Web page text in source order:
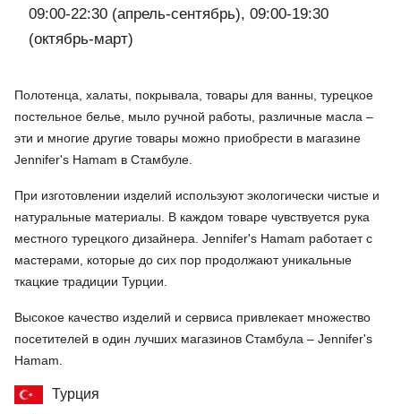
09:00-22:30 (апрель-сентябрь), 09:00-19:30
(октябрь-март)
Полотенца, халаты, покрывала, товары для ванны, турецкое
постельное белье, мыло ручной работы, различные масла –
эти и многие другие товары можно приобрести в магазине
Jennifer's Hamam в Стамбуле.
При изготовлении изделий используют экологически чистые и
натуральные материалы. В каждом товаре чувствуется рука
местного турецкого дизайнера. Jennifer's Hamam работает с
мастерами, которые до сих пор продолжают уникальные
ткацкие традиции Турции.
Высокое качество изделий и сервиса привлекает множество
посетителей в один лучших магазинов Стамбула – Jennifer's
Hamam.
Турция